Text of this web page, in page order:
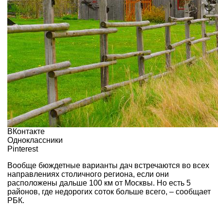
ВКонтакте
Одноклассники
Pinterest
Вообще бюждетные варианты дач встречаются во всех
направлениях столичного региона, если они
расположены дальше 100 км от Москвы. Но есть 5
районов, где недорогих соток больше всего, – сообщает
РБК.